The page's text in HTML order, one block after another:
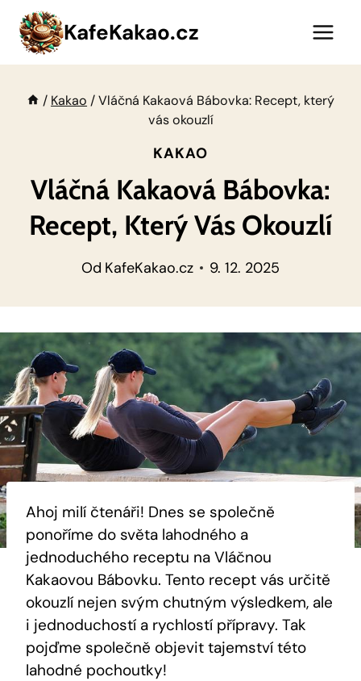
Přeskočit
obsah
KafeKakao.cz
/ Kakao /Vláčná Kakaová Bábovka: Recept, který
vás okouzlí
KAKAO
Vláčná Kakaová Bábovka:
Recept, Který Vás Okouzlí
Od KafeKakao.cz 9. 12. 2025
Ahoj milí‌ čtenáři! Dnes se společně
ponoříme do světa lahodného a
jednoduchého receptu na Vláčnou
Kakaovou Bábovku. Tento ⁤recept vás určitě
okouzlí nejen svým ⁢chutným⁢ výsledkem, ale
i jednoduchostí a rychlostí přípravy. Tak
pojďme společně objevit tajemství této
⁣lahodné pochoutky!